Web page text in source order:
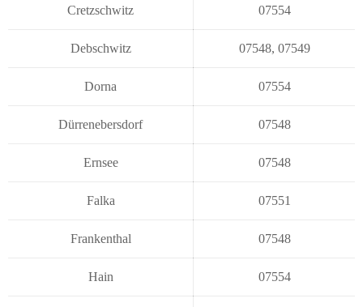
Cretzschwitz 07554
Debschwitz 07548, 07549
Dorna 07554
Dürrenebersdorf 07548
Ernsee 07548
Falka 07551
Frankenthal 07548
Hain 07554